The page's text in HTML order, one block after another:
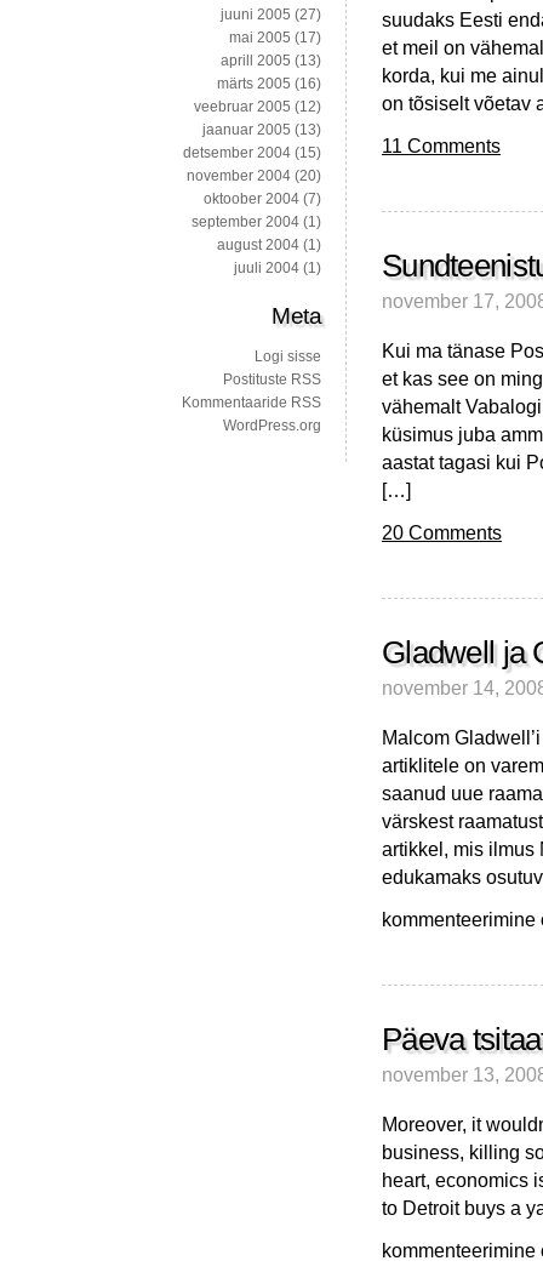
suudaks Eesti
et meil on
korda, kui me
on tõsiselt võetav
11 Comments
november 17,
Kui ma tänase
et kas see on
vähemalt
küsimus juba
aastat tagasi kui
[…]
20 Comments
Gladwell ja
november 14,
Malcom
artiklitele on
saanud uue
värskest
artikkel, mis ilmus
edukamaks
Gladwell
Päeva
november 13,
Moreover, it
business, killing
heart, economics
to Detroit buys a
Päeva
juuni 2005 (27)
mai 2005 (17)
aprill 2005 (13)
märts 2005 (16)
veebruar 2005 (12)
jaanuar 2005 (13)
detsember 2004 (15)
november 2004 (20)
oktoober 2004 (7)
september 2004 (1)
august 2004 (1)
juuli 2004 (1)
Meta
Logi sisse
Postituste RSS
Kommentaaride RSS
WordPress.org